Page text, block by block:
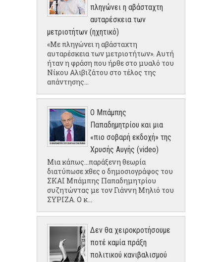
πληγώνει η αβάσταχτη
αυταρέσκεια των
μετριοτήτων (ηχητικό)
«Με πληγώνει η αβάσταχτη
αυταρέσκεια των μετριοτήτων». Αυτή
ήταν η φράση που ήρθε στο μυαλό του
Νίκου Αλιβιζάτου στο τέλος της
απάντησης...
Ο Μπάμπης
Παπαδημητρίου και μια
«πιο σοβαρή εκδοχή» της
Χρυσής Αυγής (video)
Μια κάπως...παράξενη θεωρία
διατύπωσε χθες ο δημοσιογράφος του
ΣΚΑΙ Μπάμπης Παπαδημητρίου
συζητώντας με τον Γιάννη Μηλιό του
ΣΥΡΙΖΑ. Ο κ...
Δεν θα χειροκροτήσουμε
ποτέ καμία πράξη
πολιτικού κανιβαλισμού